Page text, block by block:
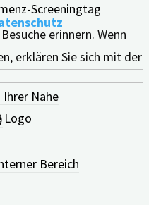
Screeningtag
Nähe
Bereich
indem wir uns an Ihre
erinnern. Wenn
erklären Sie sich mit der
Sie können
besuchen, um eine